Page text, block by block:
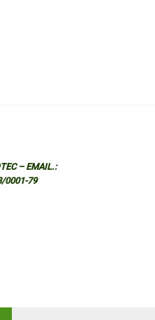
– EMAIL.:
0001-79